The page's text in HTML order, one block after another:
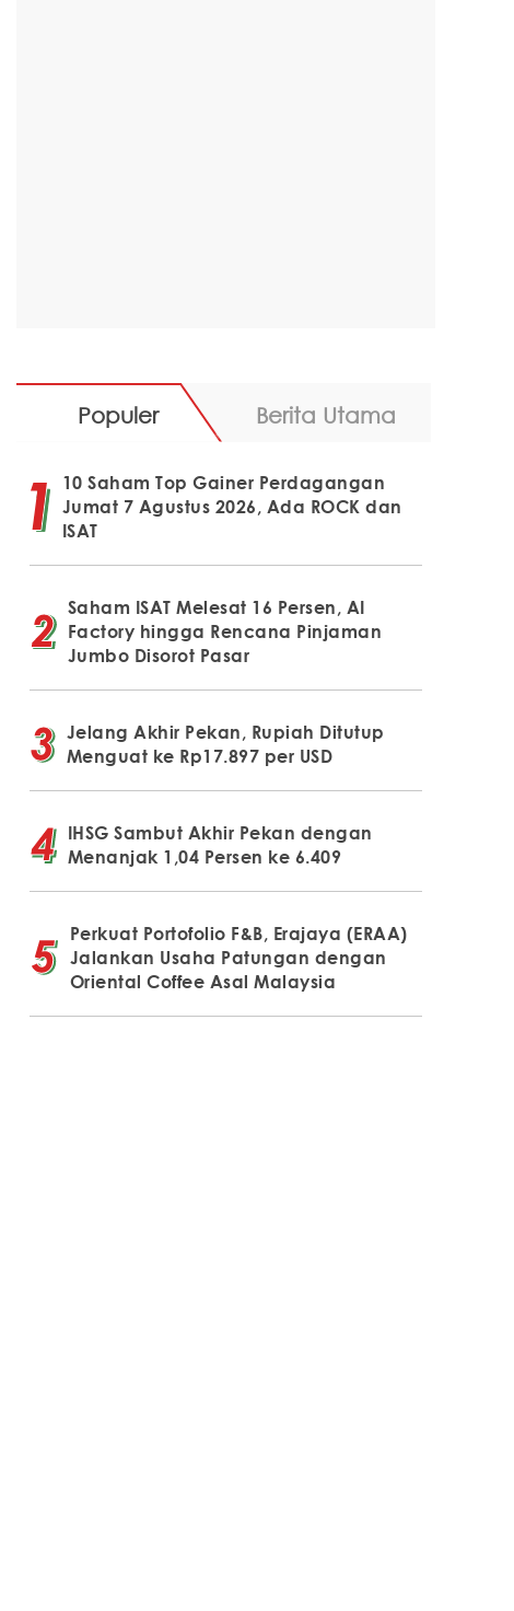
Populer Berita Utama
10 Saham Top Gainer Perdagangan
Jumat 7 Agustus 2026, Ada ROCK dan
ISAT
Saham ISAT Melesat 16 Persen, AI
Factory hingga Rencana Pinjaman
Jumbo Disorot Pasar
Jelang Akhir Pekan, Rupiah Ditutup
Menguat ke Rp17.897 per USD
IHSG Sambut Akhir Pekan dengan
Menanjak 1,04 Persen ke 6.409
Perkuat Portofolio F&B, Erajaya (ERAA)
Jalankan Usaha Patungan dengan
Oriental Coffee Asal Malaysia